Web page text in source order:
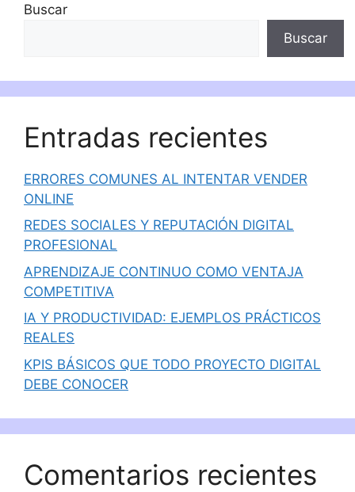
Buscar
Buscar
Entradas recientes
ERRORES COMUNES AL INTENTAR VENDER
ONLINE
REDES SOCIALES Y REPUTACIÓN DIGITAL
PROFESIONAL
APRENDIZAJE CONTINUO COMO VENTAJA
COMPETITIVA
IA Y PRODUCTIVIDAD: EJEMPLOS PRÁCTICOS
REALES
KPIS BÁSICOS QUE TODO PROYECTO DIGITAL
DEBE CONOCER
Comentarios recientes